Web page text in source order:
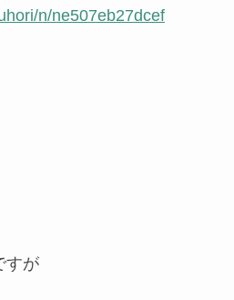
n/ne507eb27dcef
すが